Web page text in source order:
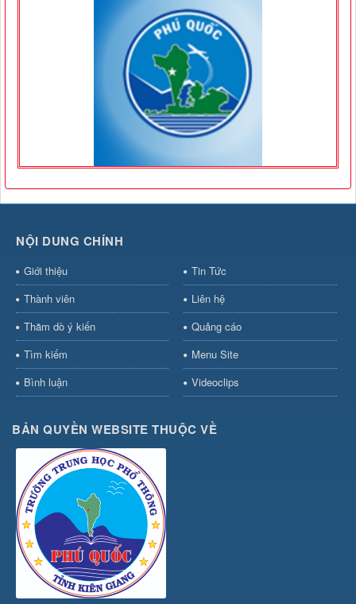
NỘI DUNG CHÍNH
Giới thiệu
Tin Tức
Thành viên
Liên hệ
Thăm dò ý kiến
Quảng cáo
Tìm kiếm
Menu Site
Bình luận
Videoclips
BẢN QUYỀN WEBSITE THUỘC VỀ